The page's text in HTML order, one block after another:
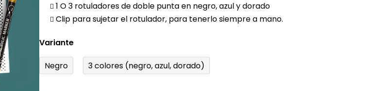
1 O 3 rotuladores de doble punta en negro, azul y dorado
Clip para sujetar el rotulador, para tenerlo siempre a mano.
Variante
Negro 3 colores (negro, azul, dorado)